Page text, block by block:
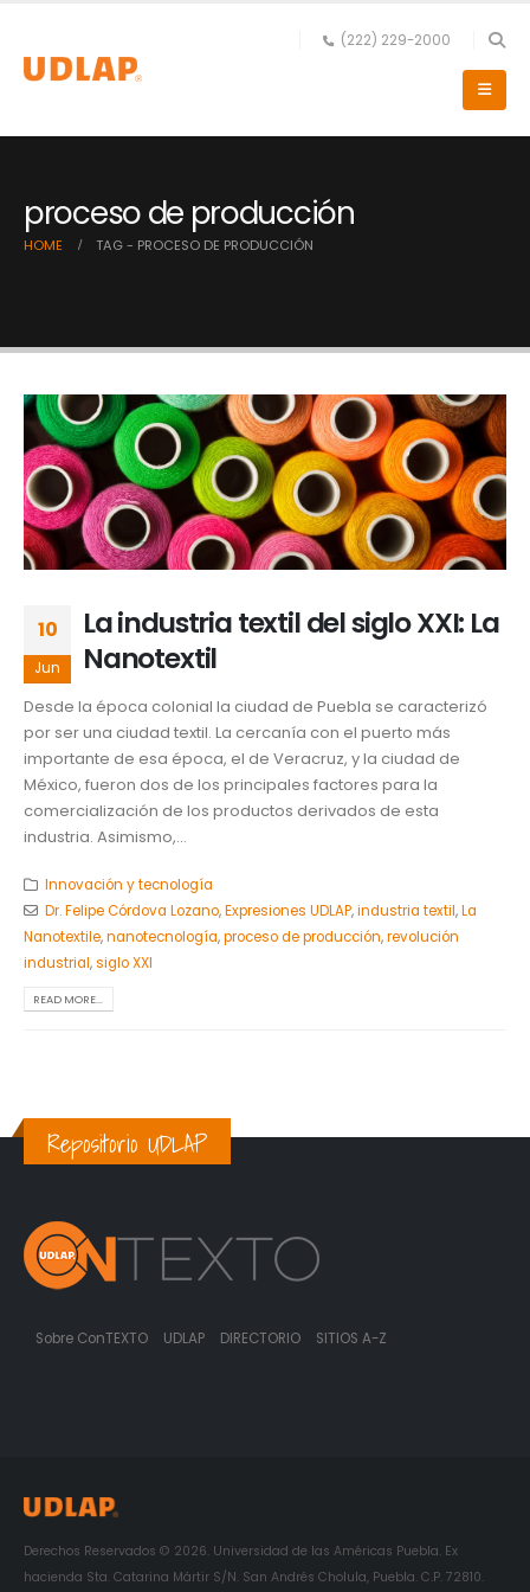
(222) 229-2000
proceso de producción
HOME TAG - PROCESO DE PRODUCCIÓN
10
Jun
La industria textil del siglo XXI: La
Nanotextil
Desde la época colonial la ciudad de Puebla se caracterizó
por ser una ciudad textil. La cercanía con el puerto más
importante de esa época, el de Veracruz, y la ciudad de
México, fueron dos de los principales factores para la
comercialización de los productos derivados de esta
industria. Asimismo,...
Innovación y tecnología
Dr. Felipe Córdova Lozano,Expresiones UDLAP,industria textil,La
Nanotextile,nanotecnología,proceso de producción,revolución
industrial,siglo XXI
READ MORE...
Repositorio UDLAP
Sobre ConTEXTO UDLAP DIRECTORIO SITIOS A-Z
Derechos Reservados © 2026. Universidad de las Américas Puebla. Ex
hacienda Sta. Catarina Mártir S/N. San Andrés Cholula, Puebla. C.P. 72810.